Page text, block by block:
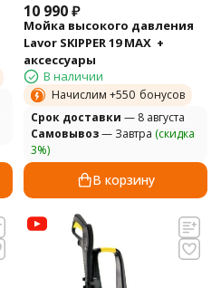
10 990₽
Мойка высокого давления
Lavor SKIPPER 19 MAX +
аксессуары
В наличии
Начислим +550 бонусов
Cрок доставки — 8 августа
Самовывоз— Завтра (скидка
3%)
В корзину